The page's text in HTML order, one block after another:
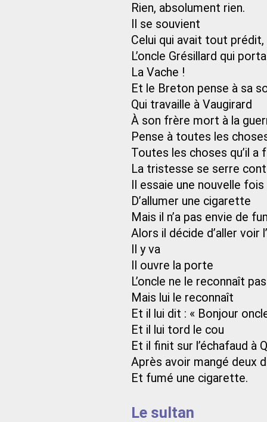
Rien, absolument rien.
Il se souvient
Celui qui avait tout prédit,
L’oncle Grésillard qui
La Vache !
Et le Breton pense à sa
Qui travaille à Vaugirard
À son frère mort à la
Pense à toutes les
Toutes les choses qu’il a
La tristesse se serre
Il essaie une nouvelle fois
D’allumer une cigarette
Mais il n’a pas envie de
Alors il décide d’aller voir
Il y va
Il ouvre la porte
L’oncle ne le reconnaît pas
Mais lui le reconnaît
Et il lui dit : « Bonjour
Et il lui tord le cou
Et il finit sur l’échafaud à
Après avoir mangé deux
Et fumé une cigarette.
Le sultan